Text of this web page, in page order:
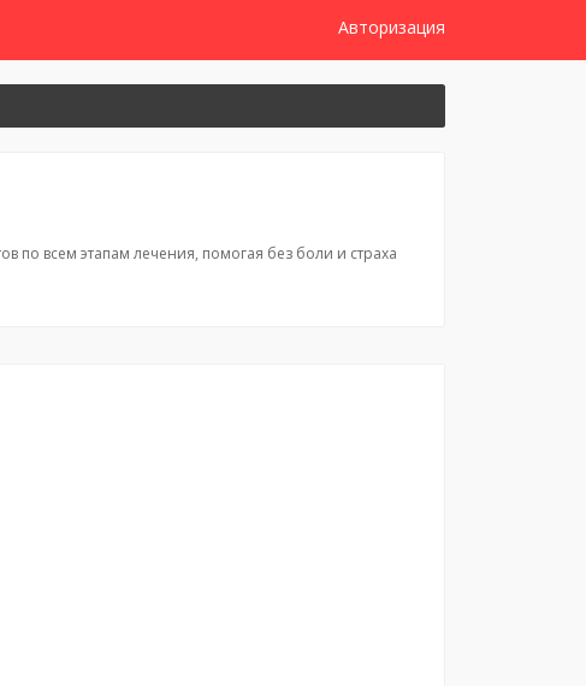
Авторизация
по всем этапам лечения, помогая без боли и страха